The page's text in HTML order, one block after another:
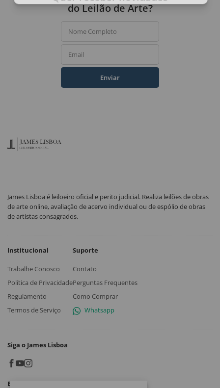
do Leilão de Arte?
Nome Completo
Email
Enviar
James Lisboa é leiloeiro oficial e perito judicial. Realiza leilões de obras
de arte online, avaliação de acervo individual ou de espólio de obras
de artistas consagrados.
Institucional
Trabalhe Conosco
Política de Privacidade
Regulamento
Termos de Serviço
Suporte
Contato
Perguntas Frequentes
Como Comprar
Whatsapp
Siga o James Lisboa
Baixe o App